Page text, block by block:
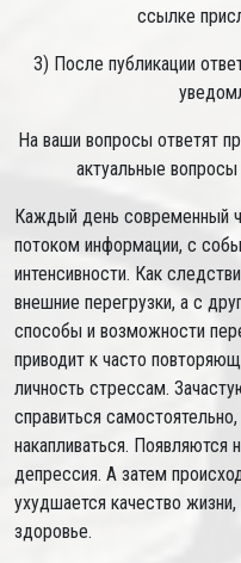
ссылке
3) После публикации
На ваши вопросы ответят
актуальные вопросы
Каждый день современный
потоком информации, с
интенсивности. Как
внешние перегрузки, а с
способы и возможности
приводит к часто
личность стрессам.
справиться
накапливаться.
депрессия. А затем
ухудшается качество
здоровье.